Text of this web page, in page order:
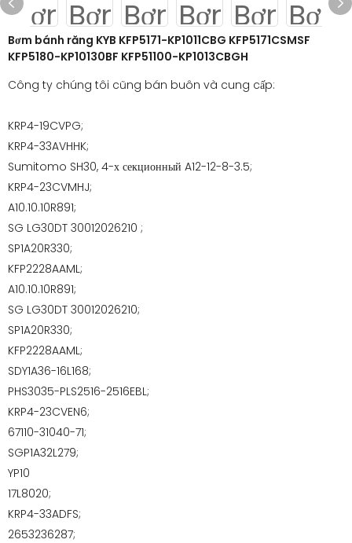
Bơm bánh răng KYB KFP5171-KP1011CBG KFP5171CSMSF
KFP5180-KP10130BF KFP51100-KP1013CBGH
Công ty chúng tôi cũng bán buôn và cung cấp:
KRP4-19CVPG;
KRP4-33AVHHK;
Sumitomo SH30, 4-х секционный A12-12-8-3.5;
KRP4-23CVMHJ;
A10.10.10R891;
SG LG30DT 30012026210 ;
SP1A20R330;
KFP2228AAML;
A10.10.10R891;
SG LG30DT 30012026210;
SP1A20R330;
KFP2228AAML;
SDY1A36-16L168;
PHS3035-PLS2516-2516EBL;
KRP4-23CVEN6;
67110-31040-71;
SGP1A32L279;
YP10
17L8020;
KRP4-33ADFS;
2653236287;